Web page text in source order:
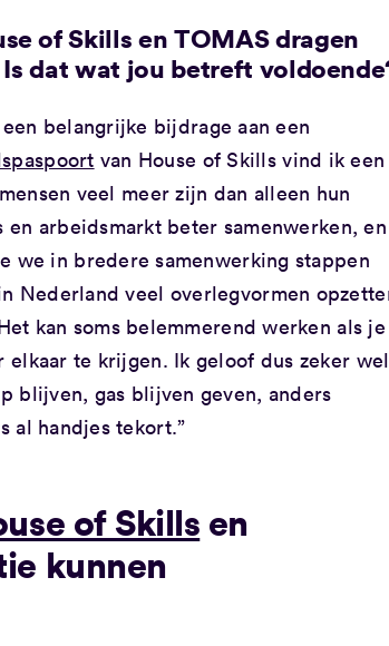
of Skills en TOMAS dragen
dat wat jou betreft
belangrijke bijdrage aan een
van House of Skills vind ik een
veel meer zijn dan alleen hun
arbeidsmarkt beter samenwerken, en
we in bredere samenwerking stappen
Nederland veel overlegvormen
kan soms belemmerend werken als je
te krijgen. Ik geloof dus zeker wel
blijven, gas blijven geven, anders
al handjes tekort.”
of Skills en
kunnen